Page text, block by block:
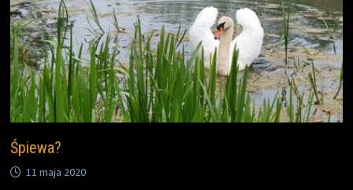
Śpiewa?
11 maja 2020